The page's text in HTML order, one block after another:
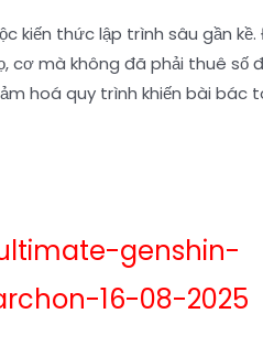
kiến thức lập trình sâu gần kề.
cơ mà không đã phải thuê số
hoá quy trình khiến bài bác
genshin-
16-08-2025